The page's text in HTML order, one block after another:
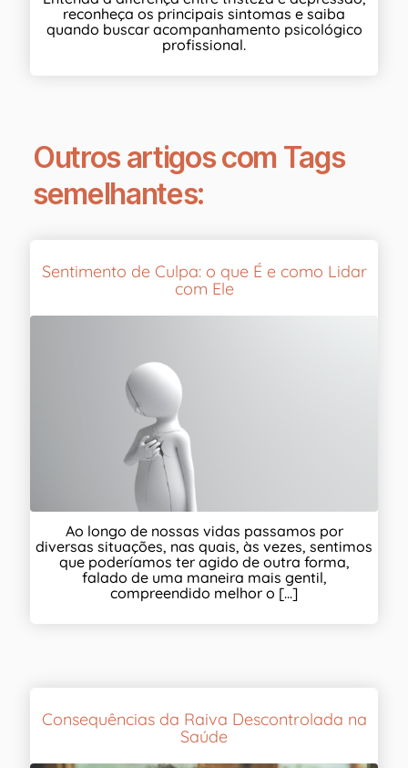
reconheça os principais sintomas e saiba
quando buscar acompanhamento psicológico
profissional.
Outros artigos com Tags
semelhantes:
Sentimento de Culpa: o que É e como Lidar
com Ele
Ao longo de nossas vidas passamos por
diversas situações, nas quais, às vezes, sentimos
que poderíamos ter agido de outra forma,
falado de uma maneira mais gentil,
compreendido melhor o [...]
Consequências da Raiva Descontrolada na
Saúde